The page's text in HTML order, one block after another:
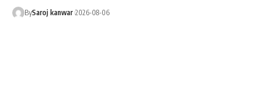
BySaroj kanwar 2026-08-06